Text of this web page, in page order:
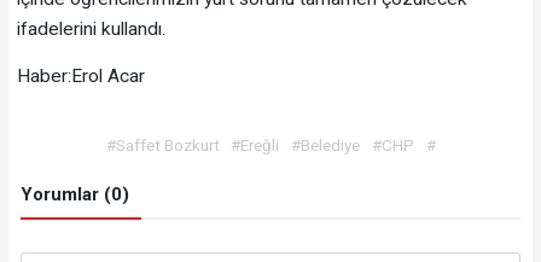
ifadelerini kullandı.
Haber:Erol Acar
#Saffet Bozkurt #Ereğli #Belediye #CHP #
Yorumlar (0)